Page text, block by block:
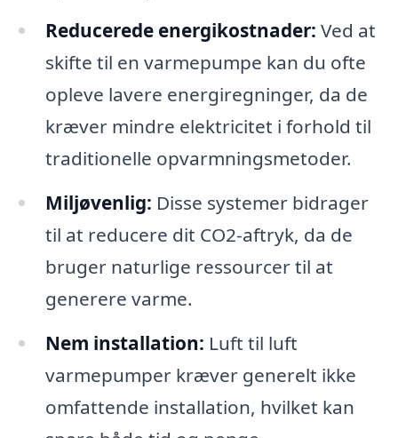
Reducerede energikostnader: Ved at
skifte til en varmepumpe kan du ofte
opleve lavere energiregninger, da de
kræver mindre elektricitet i forhold til
traditionelle opvarmningsmetoder.
Miljøvenlig: Disse systemer bidrager
til at reducere dit CO2-aftryk, da de
bruger naturlige ressourcer til at
generere varme.
Nem installation: Luft til luft
varmepumper kræver generelt ikke
omfattende installation, hvilket kan